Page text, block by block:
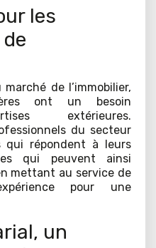
les
de l’immobilier,
ont un besoin
extérieures.
du secteur
qui répondent à leurs
qui peuvent ainsi
mettant au service de
pour une
un